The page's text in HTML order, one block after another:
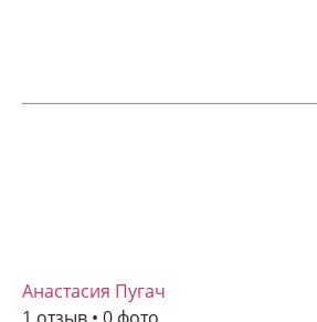
Анастасия Пугач